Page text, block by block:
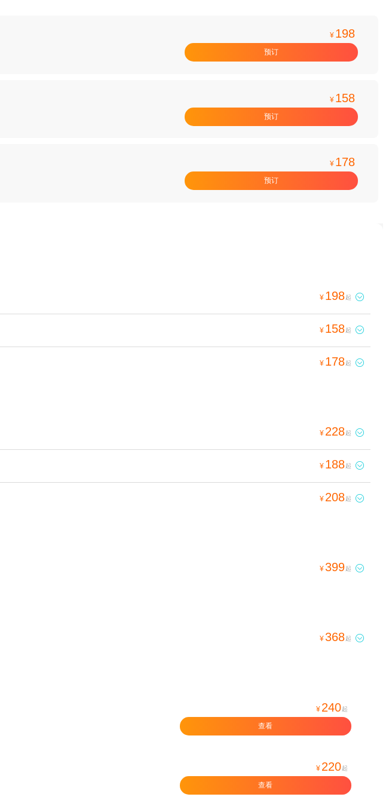
¥ 198
预订
¥ 158
预订
¥ 178
预订
¥ 198起 
¥ 158起 
¥ 178起 
¥ 228起 
¥ 188起 
¥ 208起 
¥399起 
¥368起 
¥ 240 起
查看
¥ 220 起
查看